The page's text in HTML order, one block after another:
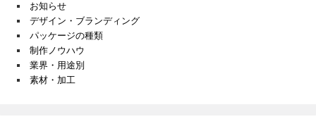
お知らせ
デザイン・ブランディング
パッケージの種類
制作ノウハウ
業界・用途別
素材・加工